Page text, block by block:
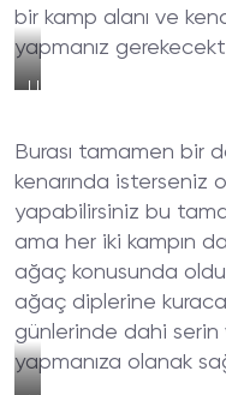
bir kamp alanı ve
yapmanız
Uçmakdere
Genel
Manzarası
Burası tamamen bir
kenarında isterseniz
yapabilirsiniz bu
ama her iki kampın
ağaç konusunda
ağaç diplerine
günlerinde dahi
yapmanıza olanak